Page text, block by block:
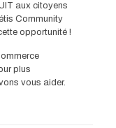
aux citoyens
Community
opportunité !
plus
vous aider.